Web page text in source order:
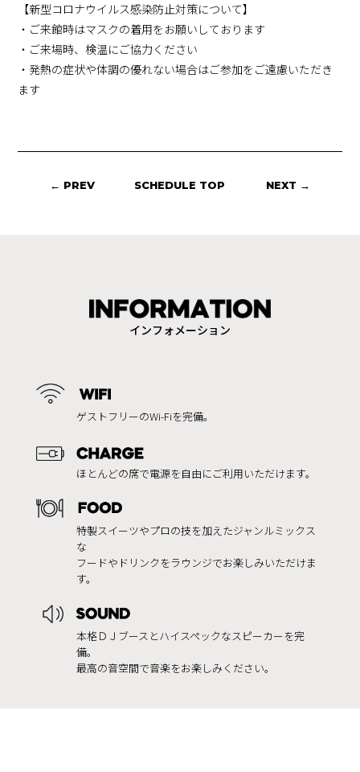
【新型コロナウイルス感染防止対策について】
・ご来館時はマスクの着用をお願いしております
・ご来場時、検温にご協力ください
・発熱の症状や体調の優れない場合はご参加をご遠慮いただき
ます
← PREV SCHEDULE TOP NEXT →
インフォメーション
ゲストフリーのWi-Fiを完備。
ほとんどの席で電源を自由にご利用いただけます。
特製スイーツやプロの技を加えたジャンルミックス
な
フードやドリンクをラウンジでお楽しみいただけま
す。
本格ＤＪブースとハイスペックなスピーカーを完
備。
最高の音空間で音楽をお楽しみください。